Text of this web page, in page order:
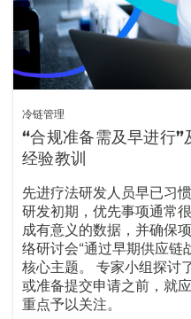
冷链管理
“合规准备需及早进行
经验教训
先进疗法研发人员早已习
研发初期，优先事项通常
成有意义的数据，并确保
络研讨会“通过早期供应链
核心主题。 专家小组探讨
或准备提交申请之前，就
重点予以关注。